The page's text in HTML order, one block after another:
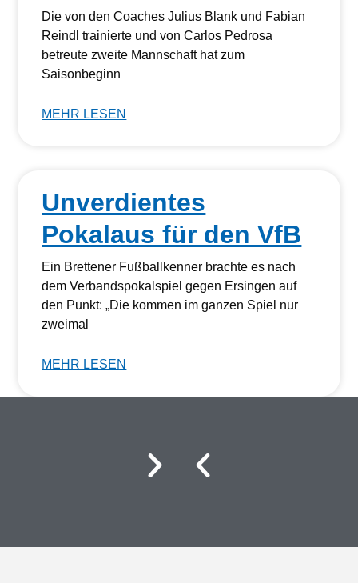
Die von den Coaches Julius Blank und Fabian
Reindl trainierte und von Carlos Pedrosa
betreute zweite Mannschaft hat zum
Saisonbeginn
MEHR LESEN
Unverdientes
Pokalaus für den VfB
Ein Brettener Fußballkenner brachte es nach
dem Verbandspokalspiel gegen Ersingen auf
den Punkt: „Die kommen im ganzen Spiel nur
zweimal
MEHR LESEN